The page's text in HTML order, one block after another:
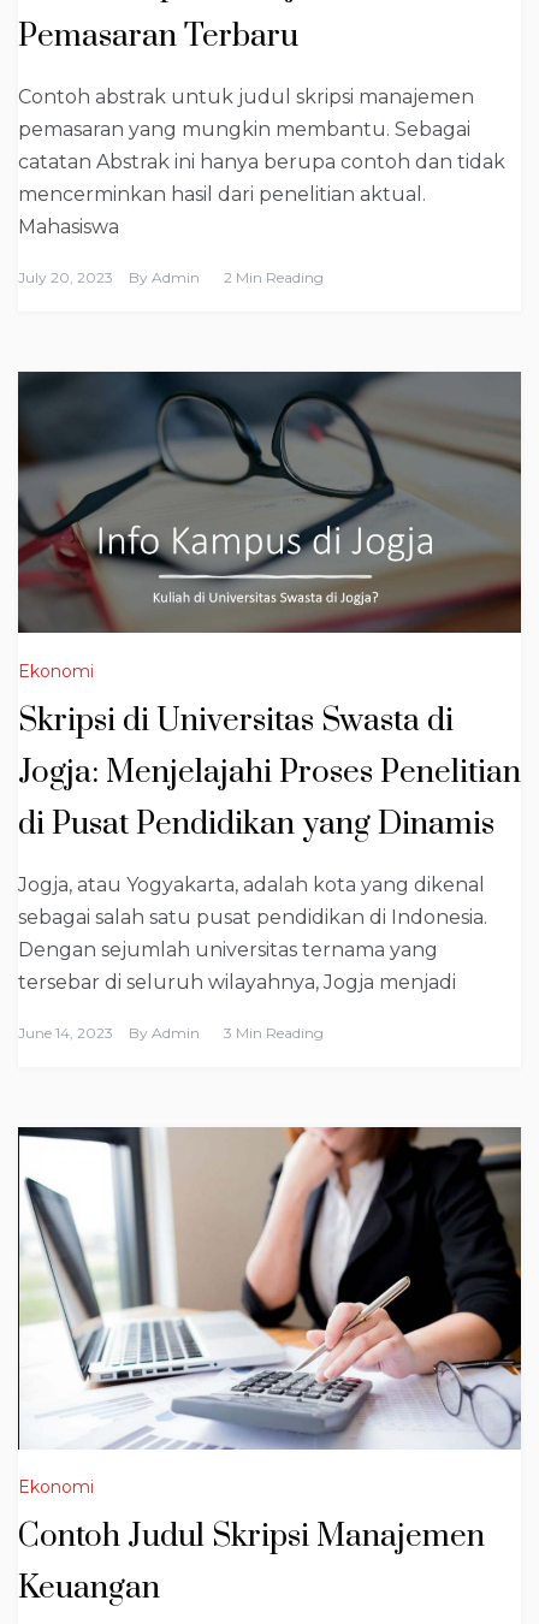
Pemasaran Terbaru
Contoh abstrak untuk judul skripsi manajemen
pemasaran yang mungkin membantu. Sebagai
catatan Abstrak ini hanya berupa contoh dan tidak
mencerminkan hasil dari penelitian aktual.
Mahasiswa
July 20, 2023 By Admin 2 Min Reading
Ekonomi
Skripsi di Universitas Swasta di
Jogja: Menjelajahi Proses Penelitian
di Pusat Pendidikan yang Dinamis
Jogja, atau Yogyakarta, adalah kota yang dikenal
sebagai salah satu pusat pendidikan di Indonesia.
Dengan sejumlah universitas ternama yang
tersebar di seluruh wilayahnya, Jogja menjadi
June 14, 2023 By Admin 3 Min Reading
Ekonomi
Contoh Judul Skripsi Manajemen
Keuangan